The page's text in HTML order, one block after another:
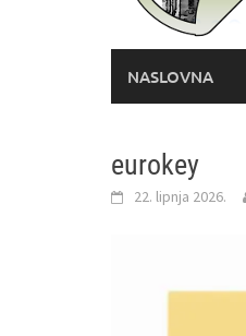
NASLOVNA
eurokey
22. lipnja 2026.